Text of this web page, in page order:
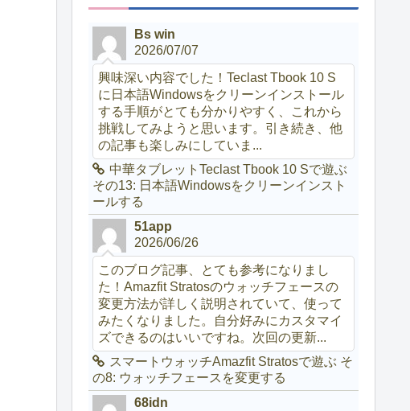
Bs win
2026/07/07
興味深い内容でした！Teclast Tbook 10 S
に日本語Windowsをクリーンインストール
する手順がとても分かりやすく、これから
挑戦してみようと思います。引き続き、他
の記事も楽しみにしていま...
中華タブレットTeclast Tbook 10 Sで遊ぶ
その13: 日本語Windowsをクリーンインスト
ールする
51app
2026/06/26
このブログ記事、とても参考になりまし
た！Amazfit Stratosのウォッチフェースの
変更方法が詳しく説明されていて、使って
みたくなりました。自分好みにカスタマイ
ズできるのはいいですね。次回の更新...
スマートウォッチAmazfit Stratosで遊ぶ そ
の8: ウォッチフェースを変更する
68idn